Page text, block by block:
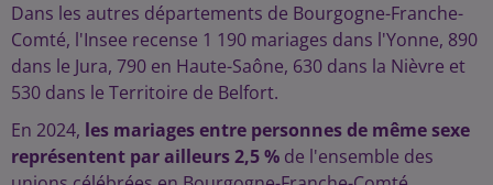
Dans les autres départements de Bourgogne-Franche-
Comté, l'Insee recense 1 190 mariages dans l'Yonne, 890
dans le Jura, 790 en Haute-Saône, 630 dans la Nièvre et
530 dans le Territoire de Belfort.
En 2024, les mariages entre personnes de même sexe
représentent par ailleurs 2,5 % de l'ensemble des